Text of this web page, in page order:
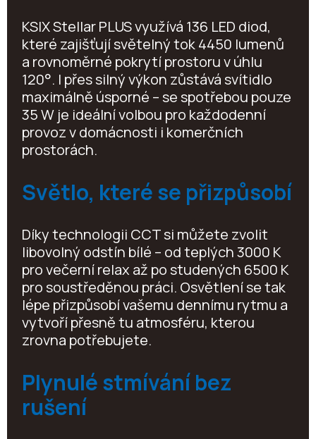
KSIX Stellar PLUS využívá 136 LED diod,
které zajišťují světelný tok 4450 lumenů
a rovnoměrné pokrytí prostoru v úhlu
120°. I přes silný výkon zůstává svítidlo
maximálně úsporné – se spotřebou pouze
35 W je ideální volbou pro každodenní
provoz v domácnosti i komerčních
prostorách.
Světlo, které se přizpůsobí
Díky technologii CCT si můžete zvolit
libovolný odstín bílé – od teplých 3000 K
pro večerní relax až po studených 6500 K
pro soustředěnou práci. Osvětlení se tak
lépe přizpůsobí vašemu dennímu rytmu a
vytvoří přesně tu atmosféru, kterou
zrovna potřebujete.
Plynulé stmívání bez
rušení